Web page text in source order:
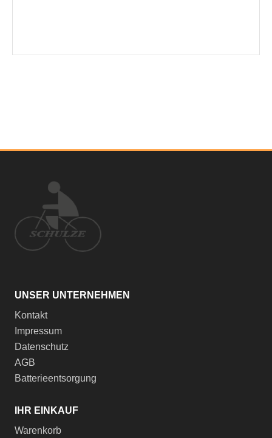
UNSER UNTERNEHMEN
Kontakt
Impressum
Datenschutz
AGB
Batterieentsorgung
IHR EINKAUF
Warenkorb